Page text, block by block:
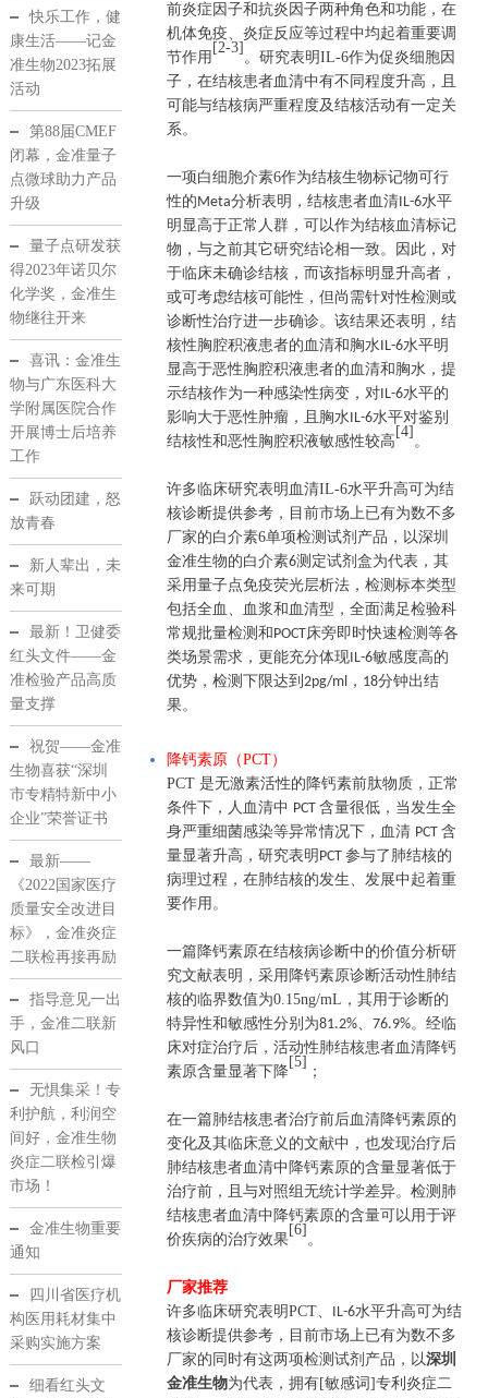
快乐工作，健
康生活——记金
准生物2023拓展
活动
第88届CMEF
闭幕，金准量子
点微球助力产品
升级
量子点研发获
得2023年诺贝尔
化学奖，金准生
物继往开来
喜讯：金准生
物与广东医科大
学附属医院合作
开展博士后培养
工作
跃动团建，怒
放青春
新人辈出，未
来可期
最新！卫健委
红头文件——金
准检验产品高质
量支撑
祝贺——金准
生物喜获“深圳
市专精特新中小
企业”荣誉证书
最新——
《2022国家医疗
质量安全改进目
标》，金准炎症
二联检再接再励
指导意见一出
手，金准二联新
风口
无惧集采！专
利护航，利润空
间好，金准生物
炎症二联检引爆
市场！
金准生物重要
通知
四川省医疗机
构医用耗材集中
采购实施方案
细看红头文
前炎症因子和抗炎因子两种角色和功能，在
机体免疫、炎症反应等过程中均起着重要调
节作用
[2-3]
。研究表明IL-6作为促炎细胞因
子，在结核患者血清中有不同程度升高，且
可能与结核病严重程度及结核活动有一定关
系。
一项白细胞介素6作为结核生物标记物可行
性的Meta分析表明，结核患者血清IL-6水平
明显高于正常人群，可以作为结核血清标记
物，与之前其它研究结论相一致。因此，对
于临床未确诊结核，而该指标明显升高者，
或可考虑结核可能性，但尚需针对性检测或
诊断性治疗进一步确诊。该结果还表明，结
核性胸腔积液患者的血清和胸水IL-6水平明
显高于恶性胸腔积液患者的血清和胸水，提
示结核作为一种感染性病变，对IL-6水平的
影响大于恶性肿瘤，且胸水IL-6水平对鉴别
结核性和恶性胸腔积液敏感性较高
[4]
。
许多临床研究表明血清IL-6水平升高可为结
核诊断提供参考， 目前市场上已有为数不多
厂家的白介素6单项检测试剂产品，以深圳
金准生物的白介素6测定试剂盒为代表，其
采用量子点免疫荧光层析法，检测标本类型
包括全血、血浆和血清型，全面满足检验科
常规批量检测和 POCT床旁即时快速检测等各
类场景需求，更能充分体现IL-6敏感度高的
优势，检测下限达到 2pg/ml ， 18分钟出结
果。
降钙素原（PCT）
PCT 是无激素活性的降钙素前肽物质，正常
条件下，人血清中 PCT 含量很低，当发生全
身严重细菌感染等异常情况下，血清 PCT 含
量显著升高，研究表明 PCT 参与了肺结核的
病理过程，在肺结核的发生、发展中起着重
要作用。
一篇降钙素原在结核病诊断中的价值分析研
究文献表明，采用降钙素原诊断活动性肺结
核的临界数值为0.15ng/mL ，其用于诊断的
特异性和敏感性分别为81.2%、 76.9%。经临
床对症治疗后，活动性肺结核患者血清降钙
素原含量显著下降
[5]
；
在一篇肺结核患者治疗前后血清降钙素原的
变化及其临床意义的文献中，也发现治疗后
肺结核患者血清中降钙素原的含量显著低于
治疗前，且与对照组无统计学差异。检测肺
结核患者血清中降钙素原的含量可以用于评
价疾病的治疗效果
[6]
。
厂家推荐
许多临床研究表明PCT、 IL-6水平升高可为结
核诊断提供参考， 目前市场上已有为数不多
厂家的同时有这两项检测试剂产品，以深圳
金准生物为代表，拥有[敏感词]专利炎症二